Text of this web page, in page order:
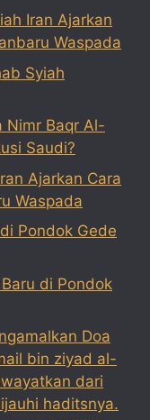
Iran Ajarkan
Waspada
Syiah
Nimr Baqr Al-
Saudi?
Ajarkan Cara
Waspada
Pondok Gede
di Pondok
Doa
bin ziyad al-
dari
haditsnya.